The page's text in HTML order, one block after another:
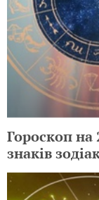
Гороскоп на
знаків